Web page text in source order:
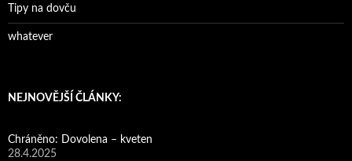
Tipy na dovču
whatever
NEJNOVĚJŠÍ ČLÁNKY:
Chráněno: Dovolena – kveten
28.4.2025